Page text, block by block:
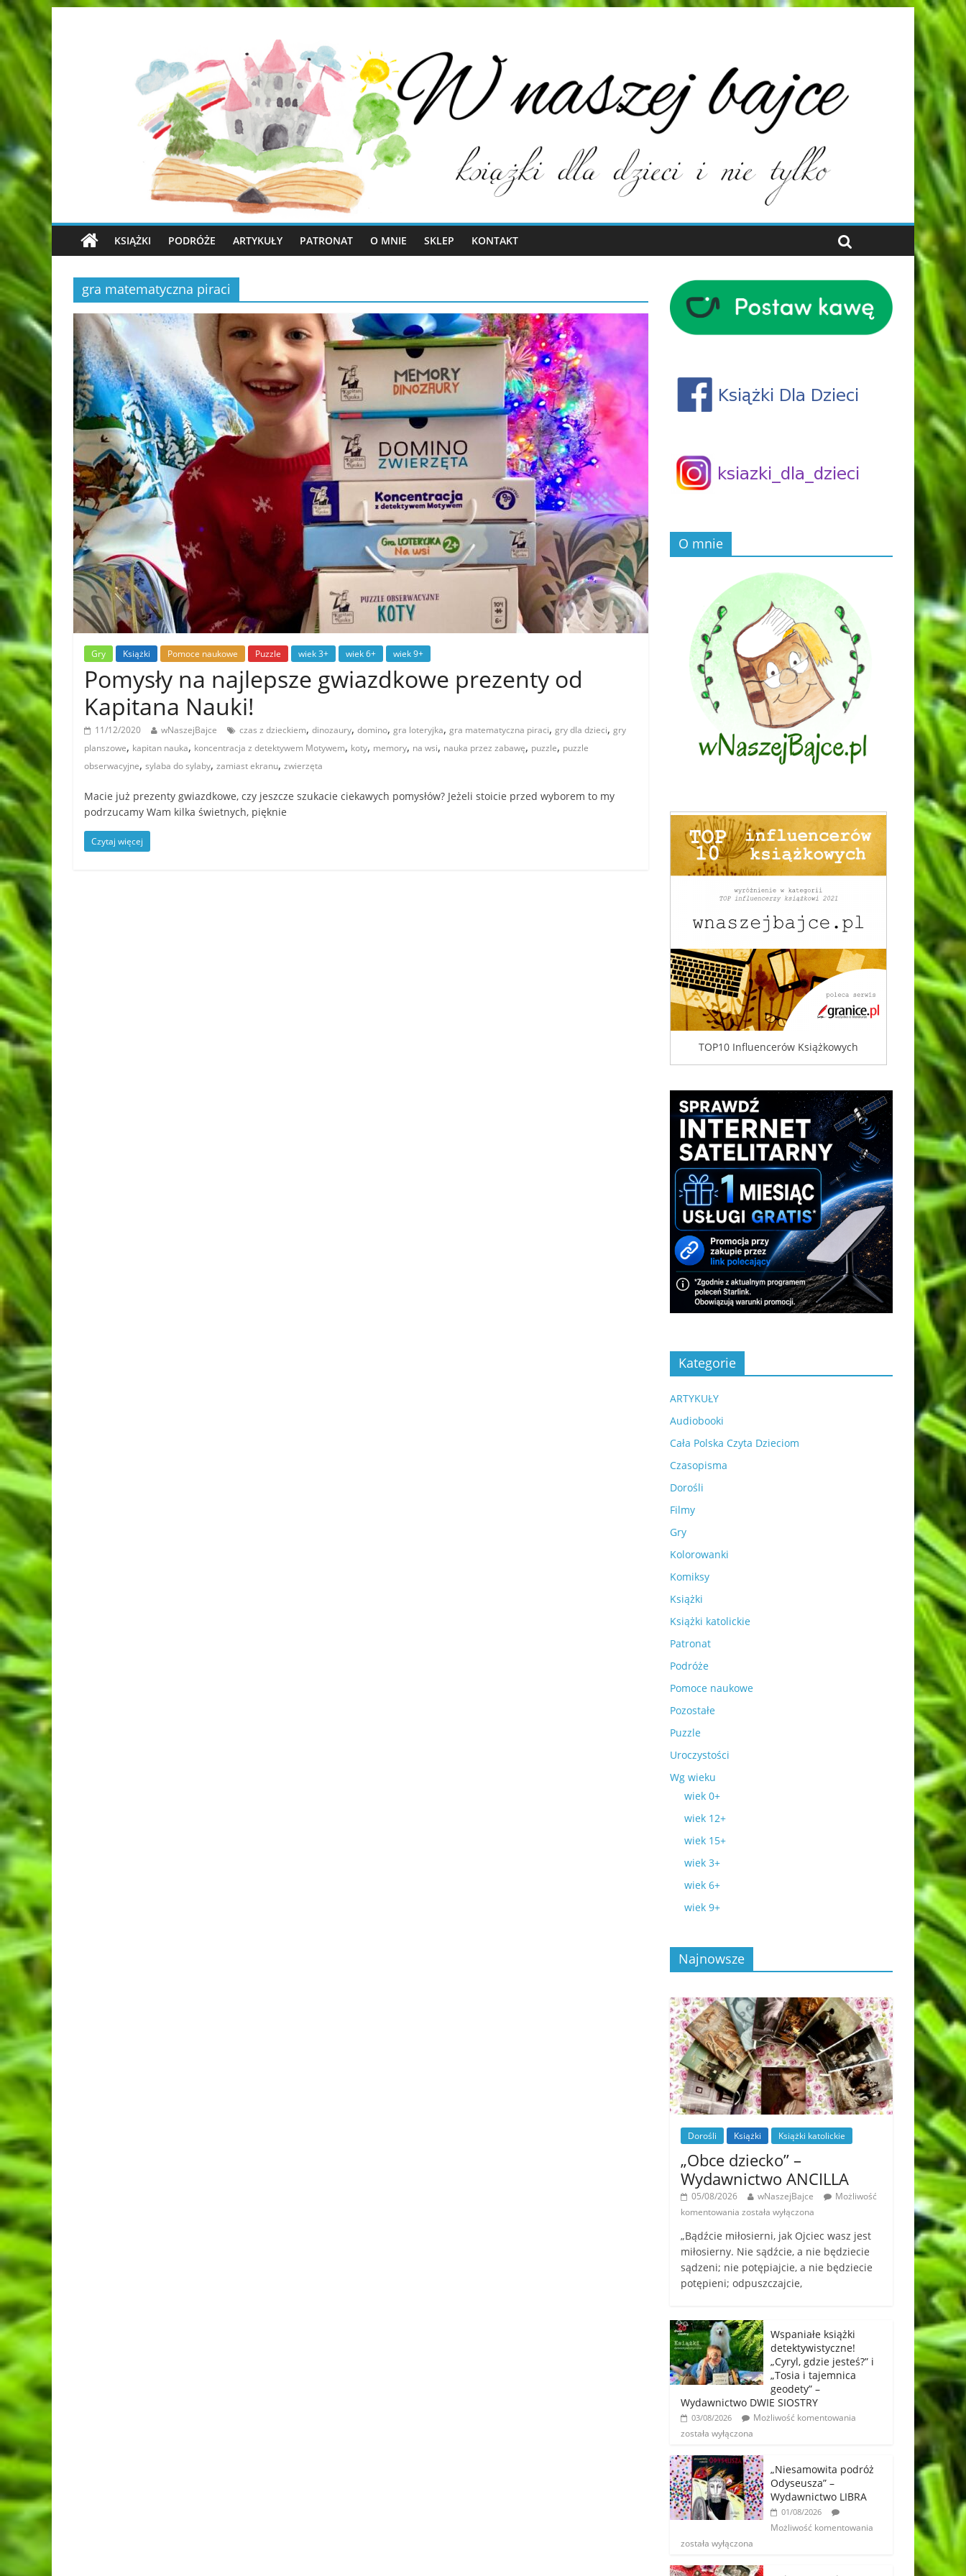
KSIĄŻKI PODRÓŻE ARTYKUŁY PATRONAT O MNIE SKLEP KONTAKT
gra matematyczna piraci
Gry Książki Pomoce naukowe Puzzle wiek 3+ wiek 6+ wiek 9+
Pomysły na najlepsze gwiazdkowe prezenty od
Kapitana Nauki!
11/12/2020 wNaszejBajce czas z dzieckiem, dinozaury, domino, gra loteryjka, gra matematyczna piraci, gry dla dzieci, gry
planszowe, kapitan nauka, koncentracja z detektywem Motywem, koty, memory, na wsi, nauka przez zabawę, puzzle, puzzle
obserwacyjne, sylaba do sylaby, zamiast ekranu, zwierzęta
Macie już prezenty gwiazdkowe, czy jeszcze szukacie ciekawych pomysłów? Jeżeli stoicie przed wyborem to my
podrzucamy Wam kilka świetnych, pięknie
Czytaj więcej
O mnie
TOP10 Influencerów Książkowych
Kategorie
ARTYKUŁY
Audiobooki
Cała Polska Czyta Dzieciom
Czasopisma
Dorośli
Filmy
Gry
Kolorowanki
Komiksy
Książki
Książki katolickie
Patronat
Podróże
Pomoce naukowe
Pozostałe
Puzzle
Uroczystości
Wg wieku
wiek 0+
wiek 12+
wiek 15+
wiek 3+
wiek 6+
wiek 9+
Najnowsze
Dorośli Książki Książki katolickie
„Obce dziecko” –
Wydawnictwo ANCILLA
05/08/2026 wNaszejBajce
Możliwość
komentowania została wyłączona
„Bądźcie miłosierni, jak Ojciec wasz jest
miłosierny. Nie sądźcie, a nie będziecie
sądzeni; nie potępiajcie, a nie będziecie
potępieni; odpuszczajcie,
Wspaniałe książki
detektywistyczne!
„Cyryl, gdzie jesteś?” i
„Tosia i tajemnica
geodety” –
Wydawnictwo DWIE SIOSTRY
03/08/2026
Możliwość komentowania
została wyłączona
„Niesamowita podróż
Odyseusza” –
Wydawnictwo LIBRA
01/08/2026
Możliwość komentowania
została wyłączona